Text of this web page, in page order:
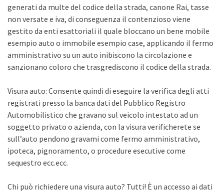
generati da multe del codice della strada, canone Rai, tasse
non versate e iva, di conseguenza il contenzioso viene
gestito da enti esattoriali il quale bloccano un bene mobile
esempio auto o immobile esempio case, applicando il fermo
amministrativo su un auto inibiscono la circolazione e
sanzionano coloro che trasgrediscono il codice della strada.
Visura auto: Consente quindi di eseguire la verifica degli atti
registrati presso la banca dati del Pubblico Registro
Automobilistico che gravano sul veicolo intestato ad un
soggetto privato o azienda, con la visura verificherete se
sull’auto pendono gravami come fermo amministrativo,
ipoteca, pignoramento, o procedure esecutive come
sequestro ecc.ecc.
Chi può richiedere una visura auto? Tutti! È un accesso ai dati